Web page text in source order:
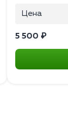
Цена
5 500 ₽